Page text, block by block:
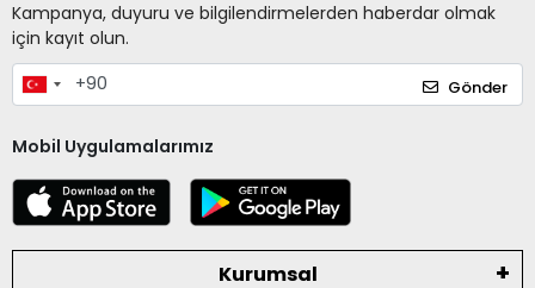
Kampanya, duyuru ve bilgilendirmelerden haberdar olmak
için kayıt olun.
Gönder
Mobil Uygulamalarımız
Kurumsal